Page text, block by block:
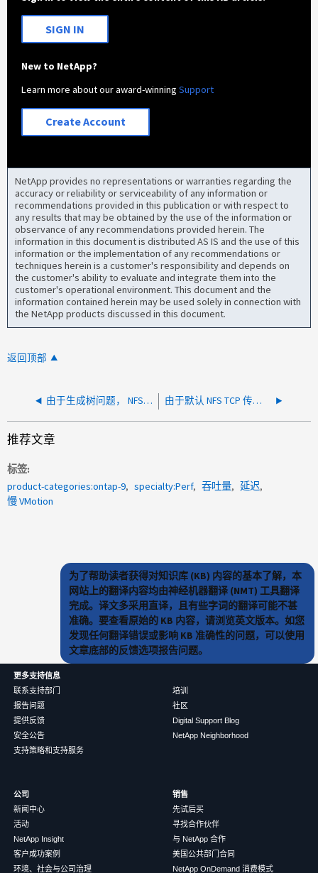
SIGN IN
New to NetApp?
Learn more about our award-winningSupport
Create Account
NetApp provides no representations or warranties regarding the
accuracy or reliability or serviceability of any information or
recommendations provided in this publication or with respect to
any results that may be obtained by the use of the information or
observance of any recommendations provided herein. The
information in this document is distributed AS IS and the use of this
information or the implementation of any recommendations or
techniques herein is a customer's responsibility and depends on
the customer's ability to evaluate and integrate them into the
customer's operational environment. This document and the
information contained herein may be used solely in connection with
the NetApp products discussed in this document.
返回顶部
由于生成树问题， NFS 上的 VMware vMotion 速度较慢 由于默认 NFS TCP 传输大小， NFS 上的 VMware vMotion 速度较慢
推荐文章
标签
product-categories:ontap-9
specialty:Perf 吞吐量
延迟
慢 VMotion
为了帮助读者获得对知识库 (KB) 内容的基本了解，本
网站上的翻译内容均由神经机器翻译 (NMT) 工具翻译
完成。译文多采用直译，且有些字词的翻译可能不甚
准确。要查看原始的 KB 内容，请浏览英文版本。如您
发现任何翻译错误或影响 KB 准确性的问题，可以使用
文章底部的反馈选项报告问题。
更多支持信息
联系支持部门
报告问题
提供反馈
安全公告
支持策略和支持服务
培训
社区
Digital Support Blog
NetApp Neighborhood
公司
新闻中心
活动
NetApp Insight
客户成功案例
环境、社会与公司治理
销售
先试后买
寻找合作伙伴
与 NetApp 合作
美国公共部门合同
NetApp OnDemand 消费模式